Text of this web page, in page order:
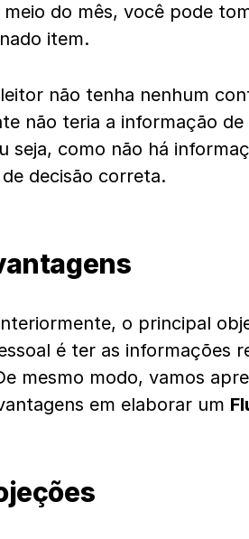
do mês, você pode
item.
não tenha nenhum
não teria a informação
seja, como não há
decisão correta.
o principal
é ter as informações
mesmo modo, vamos
em elaborar um